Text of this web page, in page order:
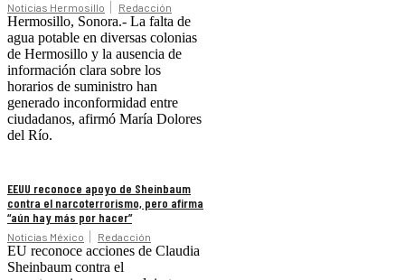
Noticias Hermosillo Redacción
Hermosillo, Sonora.- La falta de
agua potable en diversas colonias
de Hermosillo y la ausencia de
información clara sobre los
horarios de suministro han
generado inconformidad entre
ciudadanos, afirmó María Dolores
del Río.
EEUU reconoce apoyo de Sheinbaum
contra el narcoterrorismo, pero afirma
“aún hay más por hacer”
Noticias México Redacción
EU reconoce acciones de Claudia
Sheinbaum contra el